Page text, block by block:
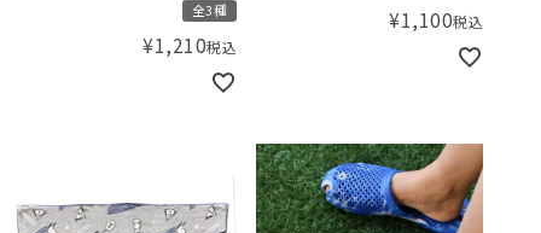
全3種
¥1,210税込
¥1,100税込